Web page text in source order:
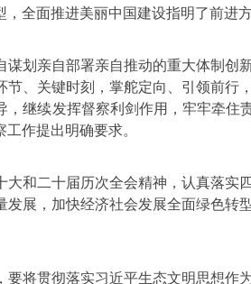
全面推进美丽中国建设指明了前进方
划亲自部署亲自推动的重大体制
、关键时刻，掌舵定向、引领前行
继续发挥督察利剑作用，牢牢牵住
作提出明确要求。
和二十届历次全会精神，认真落
展，加快经济社会发展全面绿色转
将贯彻落实习近平生态文明思想